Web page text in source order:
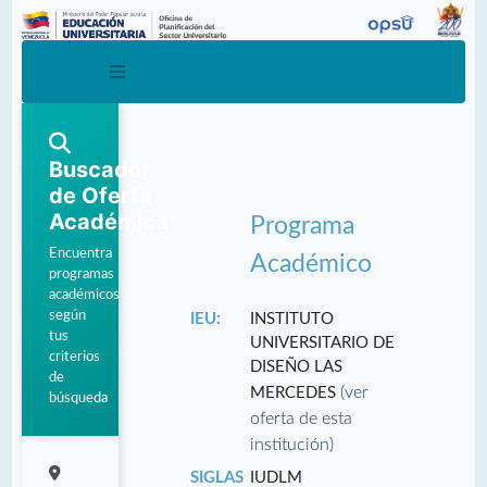
Buscador
de Oferta
Académica
Encuentra
programas
académicos
según
tus
criterios
de
búsqueda
Programa
Académico
IEU:
INSTITUTO
UNIVERSITARIO DE
DISEÑO LAS
MERCEDES(ver
oferta de esta
institución)
SIGLAS
IUDLM